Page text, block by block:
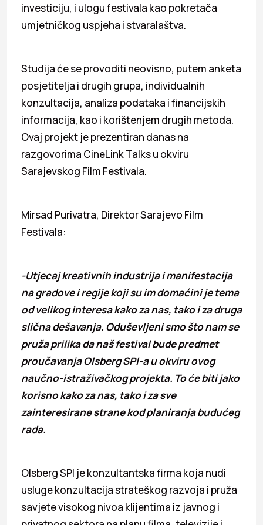
investiciju, i ulogu festivala kao pokretača
umjetničkog uspjeha i stvaralaštva.
Studija će se provoditi neovisno, putem anketa
posjetitelja i drugih grupa, individualnih
konzultacija, analiza podataka i financijskih
informacija, kao i korištenjem drugih metoda.
Ovaj projekt je prezentiran danas na
razgovorima CineLink Talks u okviru
Sarajevskog Film Festivala.
Mirsad Purivatra, Direktor Sarajevo Film
Festivala:
-Utjecaj kreativnih industrija i manifestacija
na gradove i regije koji su im domaćini je tema
od velikog interesa kako za nas, tako i za druga
slična dešavanja. Oduševljeni smo što nam se
pruža prilika da naš festival bude predmet
proučavanja Olsberg SPI-a u okviru ovog
naučno-istraživačkog projekta. To će biti jako
korisno kako za nas, tako i za sve
zainteresirane strane kod planiranja budućeg
rada.
Olsberg SPI je konzultantska firma koja nudi
usluge konzultacija strateškog razvoja i pruža
savjete visokog nivoa klijentima iz javnog i